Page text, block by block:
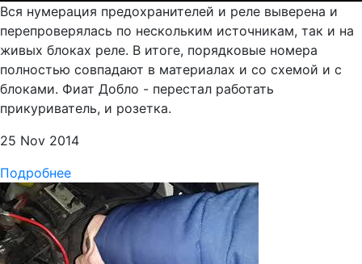
Вся нумерация предохранителей и реле выверена и
перепроверялась по нескольким источникам, так и на
живых блоках реле. В итоге, порядковые номера
полностью совпадают в материалах и со схемой и с
блоками. Фиат Добло - перестал работать
прикуриватель, и розетка.
25 Nov 2014
Подробнее